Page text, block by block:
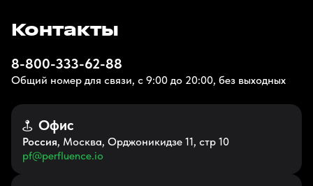
Контакты
8-800-333-62-88
Общий номер для связи, с 9:00 до 20:00, без выходных
Офис
Россия, Москва, Орджоникидзе 11, стр 10
pf@perfluence.io